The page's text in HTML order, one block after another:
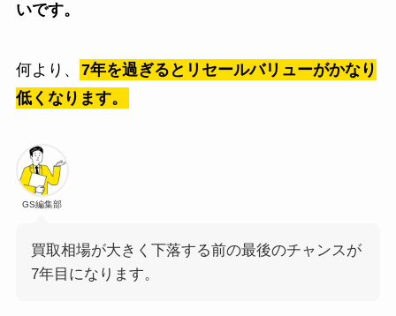
いです。
何より、
7年を過ぎるとリセールバリューがかなり
低くなります。
GS編集部
買取相場が大きく下落する前の最後のチャンスが
7年目になります。